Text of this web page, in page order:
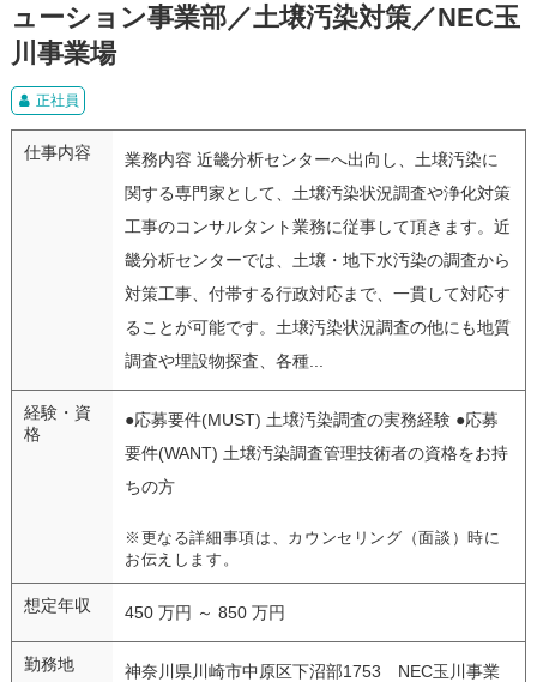
ューション事業部／土壌汚染対策／NEC玉
川事業場
正社員
仕事内容
業務内容 近畿分析センターへ出向し、土壌汚染に
関する専門家として、土壌汚染状況調査や浄化対策
工事のコンサルタント業務に従事して頂きます。近
畿分析センターでは、土壌・地下水汚染の調査から
対策工事、付帯する行政対応まで、一貫して対応す
ることが可能です。土壌汚染状況調査の他にも地質
調査や埋設物探査、各種...
経験・資
格
●応募要件(MUST) 土壌汚染調査の実務経験 ●応募
要件(WANT) 土壌汚染調査管理技術者の資格をお持
ちの方
※更なる詳細事項は、カウンセリング（面談）時に
お伝えします。
想定年収 450 万円 ～ 850 万円
勤務地
神奈川県川崎市中原区下沼部1753 NEC玉川事業